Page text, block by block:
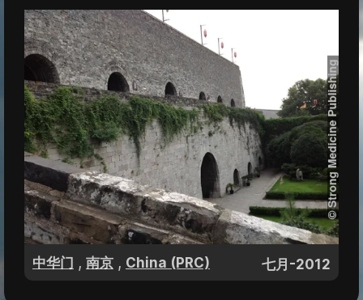
中华门 , 南京 , China (PRC) 七月-2012